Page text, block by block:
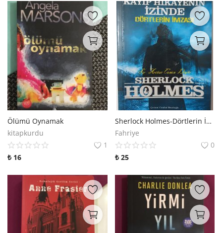
Ölümü Oynamak
kitapkurdu
1
₺ 16
Sherlock Holmes-Dörtlerin İmzası
Fahriye
0
₺25